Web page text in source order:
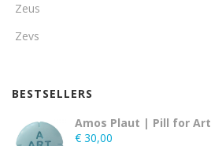
Zeus
Zevs
BESTSELLERS
Amos Plaut | Pill for Art
€ 30,00